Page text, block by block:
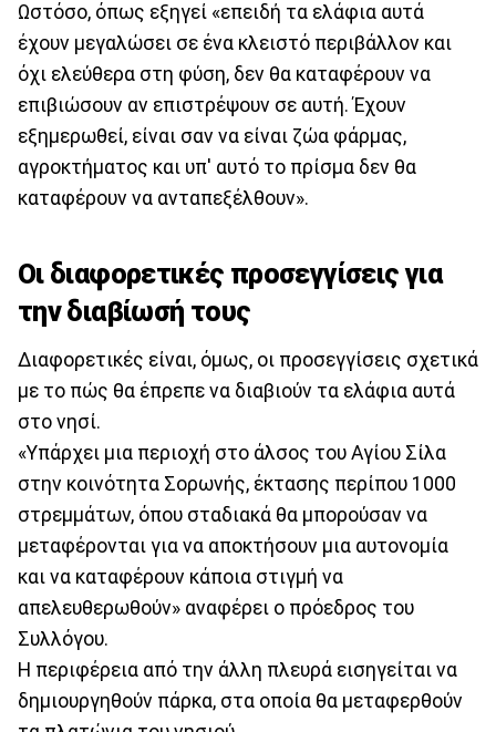
Ωστόσο, όπως εξηγεί «επειδή τα ελάφια αυτά
έχουν μεγαλώσει σε ένα κλειστό περιβάλλον και
όχι ελεύθερα στη φύση, δεν θα καταφέρουν να
επιβιώσουν αν επιστρέψουν σε αυτή. Έχουν
εξημερωθεί, είναι σαν να είναι ζώα φάρμας,
αγροκτήματος και υπ' αυτό το πρίσμα δεν θα
καταφέρουν να ανταπεξέλθουν».
Οι διαφορετικές προσεγγίσεις για
την διαβίωσή τους
Διαφορετικές είναι, όμως, οι προσεγγίσεις σχετικά
με το πώς θα έπρεπε να διαβιούν τα ελάφια αυτά
στο νησί.
«Υπάρχει μια περιοχή στο άλσος του Αγίου Σίλα
στην κοινότητα Σορωνής, έκτασης περίπου 1000
στρεμμάτων, όπου σταδιακά θα μπορούσαν να
μεταφέρονται για να αποκτήσουν μια αυτονομία
και να καταφέρουν κάποια στιγμή να
απελευθερωθούν» αναφέρει ο πρόεδρος του
Συλλόγου.
Η περιφέρεια από την άλλη πλευρά εισηγείται να
δημιουργηθούν πάρκα, στα οποία θα μεταφερθούν